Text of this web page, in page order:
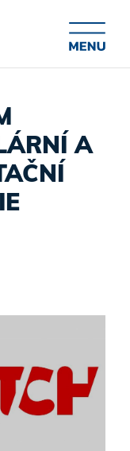
A